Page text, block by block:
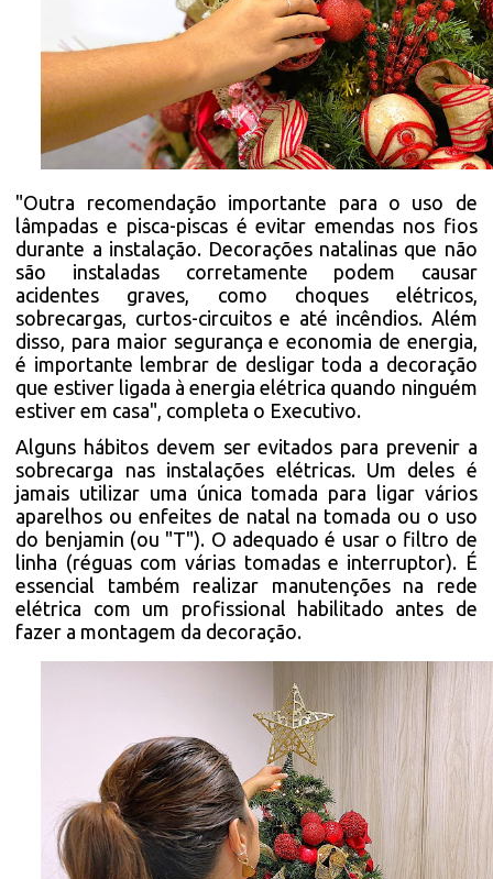
"Outra recomendação importante para o uso de
lâmpadas e pisca-piscas é evitar emendas nos fios
durante a instalação. Decorações natalinas que não
são instaladas corretamente podem causar
acidentes graves, como choques elétricos,
sobrecargas, curtos-circuitos e até incêndios. Além
disso, para maior segurança e economia de energia,
é importante lembrar de desligar toda a decoração
que estiver ligada à energia elétrica quando ninguém
estiver em casa", completa o Executivo.
Alguns hábitos devem ser evitados para prevenir a
sobrecarga nas instalações elétricas. Um deles é
jamais utilizar uma única tomada para ligar vários
aparelhos ou enfeites de natal na tomada ou o uso
do benjamin (ou "T"). O adequado é usar o filtro de
linha (réguas com várias tomadas e interruptor). É
essencial também realizar manutenções na rede
elétrica com um profissional habilitado antes de
fazer a montagem da decoração.